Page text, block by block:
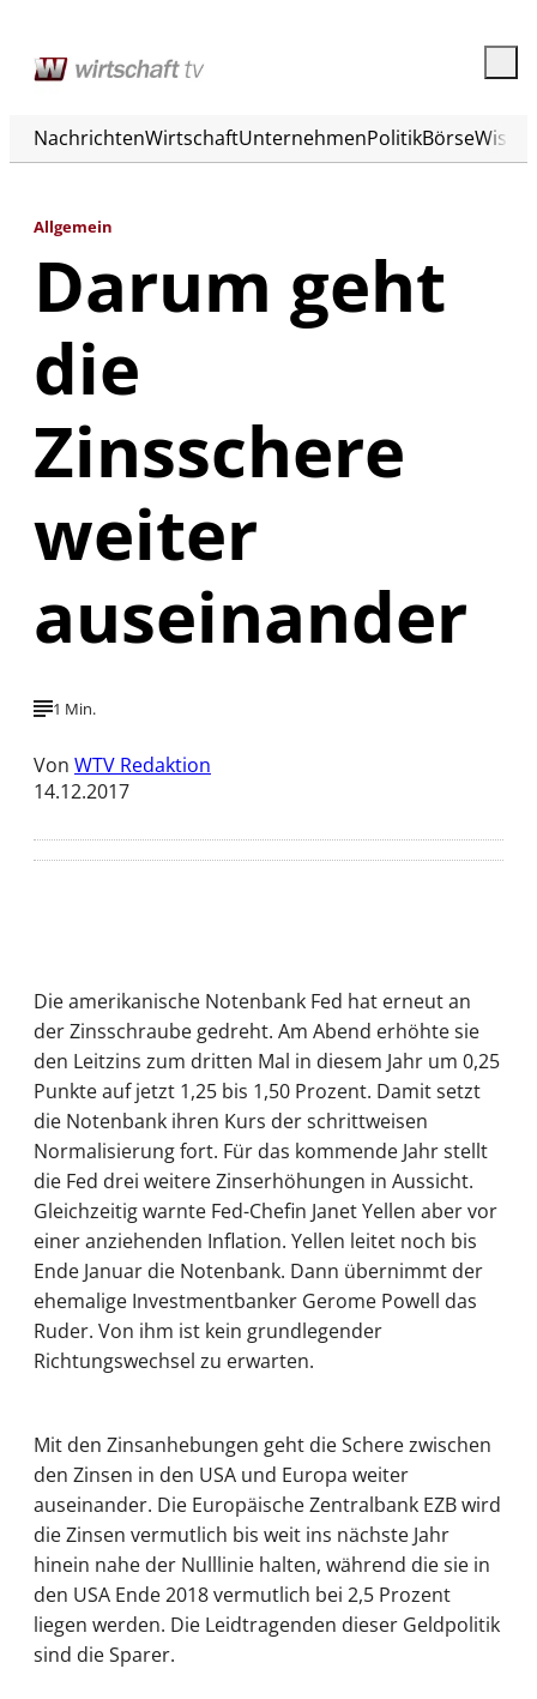
NachrichtenWirtschaftUnternehmenPolitikBörse
Allgemein
Darum geht
die
Zinsschere
weiter
auseinander
1 Min.
Von WTV Redaktion
14.12.2017
Die amerikanische Notenbank Fed hat erneut an
der Zinsschraube gedreht. Am Abend erhöhte sie
den Leitzins zum dritten Mal in diesem Jahr um 0,25
Punkte auf jetzt 1,25 bis 1,50 Prozent. Damit setzt
die Notenbank ihren Kurs der schrittweisen
Normalisierung fort. Für das kommende Jahr stellt
die Fed drei weitere Zinserhöhungen in Aussicht.
Gleichzeitig warnte Fed-Chefin Janet Yellen aber vor
einer anziehenden Inflation. Yellen leitet noch bis
Ende Januar die Notenbank. Dann übernimmt der
ehemalige Investmentbanker Gerome Powell das
Ruder. Von ihm ist kein grundlegender
Richtungswechsel zu erwarten.
Mit den Zinsanhebungen geht die Schere zwischen
den Zinsen in den USA und Europa weiter
auseinander. Die Europäische Zentralbank EZB wird
die Zinsen vermutlich bis weit ins nächste Jahr
hinein nahe der Nulllinie halten, während die sie in
den USA Ende 2018 vermutlich bei 2,5 Prozent
liegen werden. Die Leidtragenden dieser Geldpolitik
sind die Sparer.